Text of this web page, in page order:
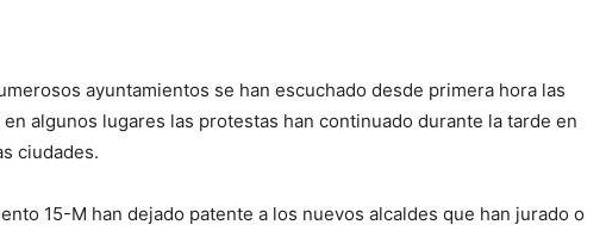
ayuntamientos se han escuchado desde primera hora las
algunos lugares las protestas han continuado durante la tarde en
ciudades.
15-M han dejado patente a los nuevos alcaldes que han jurado o